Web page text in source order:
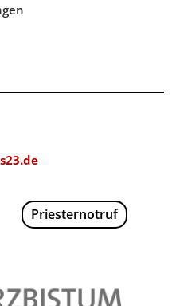
Priesternotruf